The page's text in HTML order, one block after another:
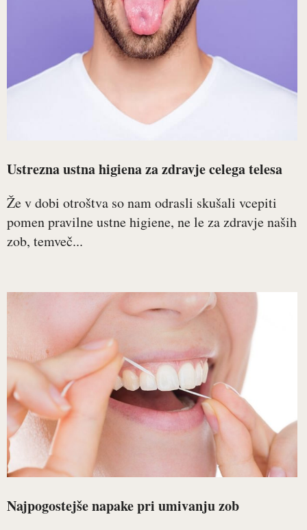
Ustrezna ustna higiena za zdravje celega telesa
Že v dobi otroštva so nam odrasli skušali vcepiti
pomen pravilne ustne higiene, ne le za zdravje naših
zob, temveč...
Najpogostejše napake pri umivanju zob